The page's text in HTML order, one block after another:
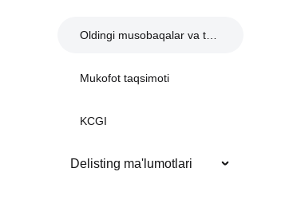
Oldingi musobaqalar va tadbirlar
Mukofot taqsimoti
KCGI
Delisting ma'lumotlari